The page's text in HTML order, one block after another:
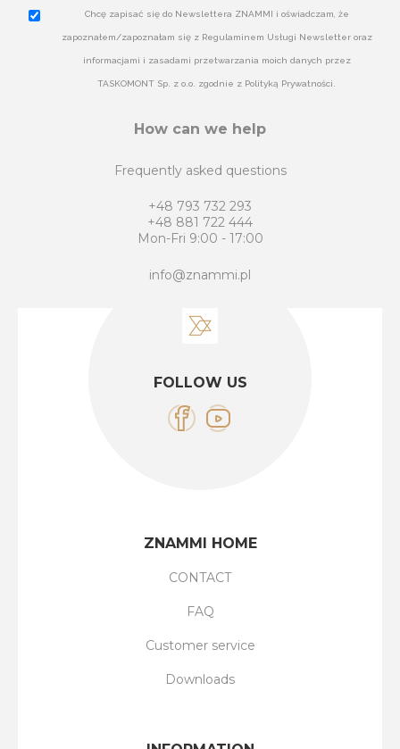
Chcę zapisać się do Newslettera ZNAMMI i oświadczam, że
zapoznałem/zapoznałam się z Regulaminem Usługi Newsletter oraz
informacjami i zasadami przetwarzania moich danych przez
TASKOMONT Sp. z o.o. zgodnie z Polityką Prywatności.
How can we help
Frequently asked questions
+48 793 732 293
+48 881 722 444
Mon-Fri 9:00 - 17:00
info@znammi.pl
FOLLOW US
ZNAMMI HOME
CONTACT
FAQ
Customer service
Downloads